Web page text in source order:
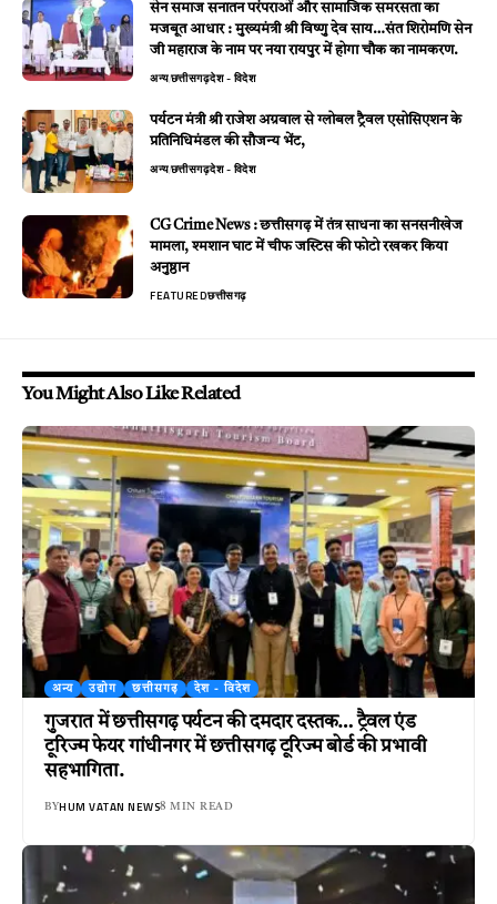
सेन समाज सनातन परंपराओं और सामाजिक समरसता का
मजबूत आधार : मुख्यमंत्री श्री विष्णु देव साय…संत शिरोमणि सेन
जी महाराज के नाम पर नया रायपुर में होगा चौक का नामकरण.
अन्यछत्तीसगढ़देश - विदेश
पर्यटन मंत्री श्री राजेश अग्रवाल से ग्लोबल ट्रैवल एसोसिएशन के
प्रतिनिधिमंडल की सौजन्य भेंट,
अन्यछत्तीसगढ़देश - विदेश
CG Crime News : छत्तीसगढ़ में तंत्र साधना का सनसनीखेज
मामला, श्मशान घाट में चीफ जस्टिस की फोटो रखकर किया
अनुष्ठान
FEATUREDछत्तीसगढ़
You Might Also Like Related
अन्य उद्योग छत्तीसगढ़ देश - विदेश
गुजरात में छत्तीसगढ़ पर्यटन की दमदार दस्तक… ट्रैवल एंड
टूरिज्म फेयर गांधीनगर में छत्तीसगढ़ टूरिज्म बोर्ड की प्रभावी
सहभागिता.
BYHUM VATAN NEWS8 MIN READ